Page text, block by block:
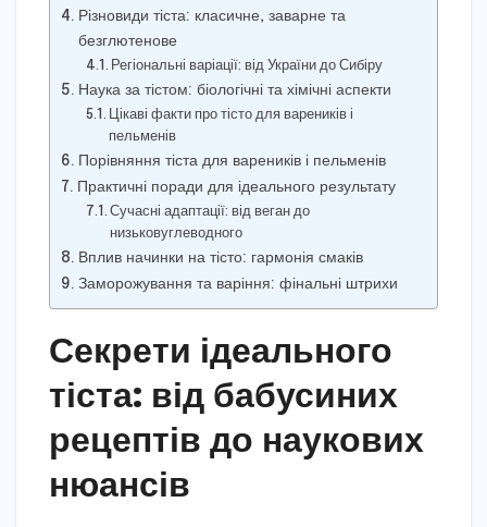
Різновиди тіста: класичне, заварне та
безглютенове
Регіональні варіації: від України до Сибіру
Наука за тістом: біологічні та хімічні аспекти
Цікаві факти про тісто для вареників і
пельменів
Порівняння тіста для вареників і пельменів
Практичні поради для ідеального результату
Сучасні адаптації: від веган до
низьковуглеводного
Вплив начинки на тісто: гармонія смаків
Заморожування та варіння: фінальні штрихи
Секрети ідеального
тіста: від бабусиних
рецептів до наукових
нюансів